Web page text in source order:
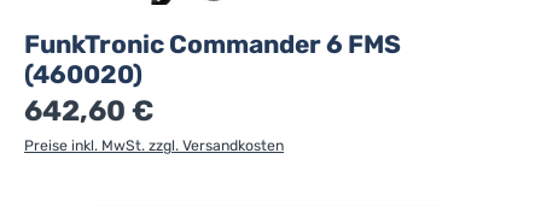
FunkTronic Commander 6 FMS
(460020)
642,60 €
Preise inkl. MwSt. zzgl. Versandkosten